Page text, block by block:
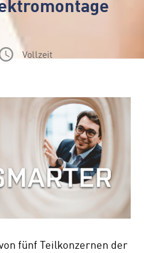
Vollzeit
fünf Teilkonzernen der